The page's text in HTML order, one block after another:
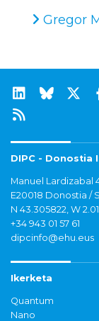
Gregor
DIPC - Donostia
Manuel Lardizabal
E20018 Donostia /
N 43.305822, W
+34 943 01 57 61
dipcinfo@ehu.eus
Ikerketa
Quantum
Nano